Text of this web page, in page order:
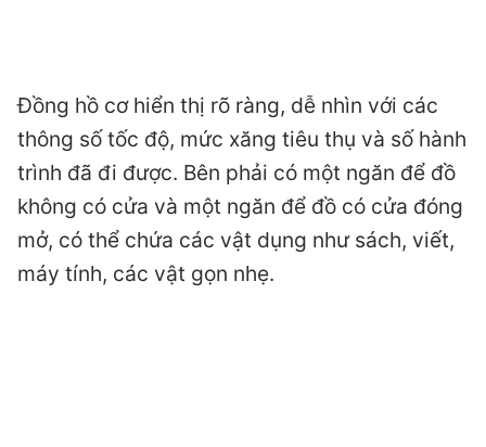
Đồng hồ cơ hiển thị rõ ràng, dễ nhìn với các
thông số tốc độ, mức xăng tiêu thụ và số hành
trình đã đi được. Bên phải có một ngăn để đồ
không có cửa và một ngăn để đồ có cửa đóng
mở, có thể chứa các vật dụng như sách, viết,
máy tính, các vật gọn nhẹ.